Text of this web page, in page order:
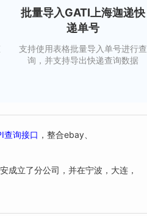
批量导入GATI上海迦递快
递单号
支持使用表格批量导入单号进行查
询，并支持导出快递查询数据
查询接口 ，整合ebay、
成立了分公司，并在宁波，大连，